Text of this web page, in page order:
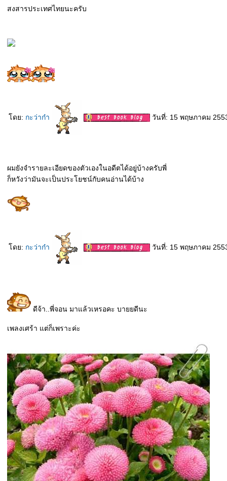
สงสารประเทศไทยนะครับ
ดย: กะว่าก๋า วันที่: 15 พฤษภาคม
ผมยังจำรายละเอียดของตัวเองในอดีตได้อยู่บ้างครับพี่
ก็หวังว่ามันจะเป็นประโยชน์กับคนอ่านได้บ้าง
ดย: กะว่าก๋า วันที่: 15 พฤษภาคม
ดีจ้า..พี่จอน มาแล้วเหรอคะ บายยดีนะ
เพลงเศร้า แต่ก็เพราะค่ะ